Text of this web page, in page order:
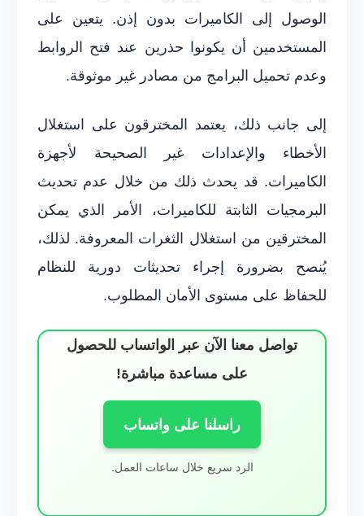
الوصول إلى الكاميرات بدون إذن. يتعين على
المستخدمين أن يكونوا حذرين عند فتح الروابط
وعدم تحميل البرامج من مصادر غير موثوقة.
إلى جانب ذلك، يعتمد المخترقون على استغلال
الأخطاء والإعدادات غير الصحيحة لأجهزة
الكاميرات. قد يحدث ذلك من خلال عدم تحديث
البرمجيات الثابتة للكاميرات، الأمر الذي يمكن
المخترقين من استغلال الثغرات المعروفة. لذلك،
يُنصح بضرورة إجراء تحديثات دورية للنظام
للحفاظ على مستوى الأمان المطلوب.
تواصل معنا الآن عبر الواتساب للحصول
على مساعدة مباشرة!
راسلنا على واتساب
الرد سريع خلال ساعات العمل.